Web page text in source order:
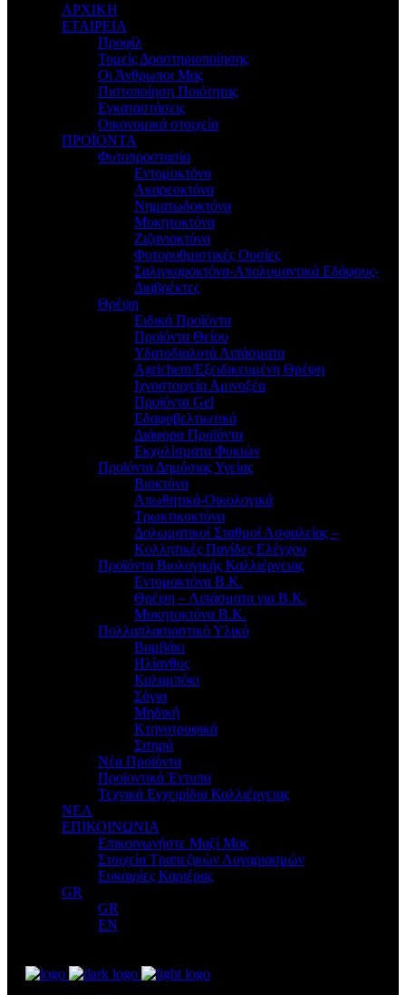
ΑΡΧΙΚΗ
ΕΤΑΙΡΕΙΑ
Προφίλ
Τομείς Δραστηριοποίησης
Οι Άνθρωποι Μας
Πιστοποίηση Ποιότητας
Εγκαταστάσεις
Οικονομικά στοιχεία
ΠΡΟΪΟΝΤΑ
Φυτοπροστασία
Εντομοκτόνα
Ακαρεοκτόνα
Νηματωδοκτόνα
Μυκητοκτόνα
Ζιζανιοκτόνα
Φυτορυθμιστικές Ουσίες
Σαλιγκαροκτόνα-Απολυμαντικά Εδάφους-
Διαβρέκτες
Θρέψη
Ειδικά Προϊόντα
Προϊόντα Θείου
Υδατοδιαλυτά Λιπάσματα
Agrichem/Εξειδικευμένη Θρέψη
Ιχνοστοιχεία Αμινοξέα
Προϊόντα Gel
Εδαφοβελτιωτικά
Διάφορα Προϊόντα
Εκχυλίσματα Φυκιών
Προϊόντα Δημόσιας Υγείας
Βιοκτόνα
Απωθητικά-Οικολογικά
Τρωκτικοκτόνα
Δολωματικοί Σταθμοί Ασφαλείας –
Κολλητικές Παγίδες Ελέγχου
Προϊόντα Βιολογικής Καλλιέργειας
Εντομοκτόνα Β.Κ.
Θρέψη – Λιπάσματα για Β.Κ.
Μυκητοκτόνα Β.Κ.
Πολλαπλασιαστικό Υλικό
Βαμβάκι
Ηλίανθος
Καλαμπόκι
Σόγια
Μηδική
Κτηνοτροφικά
Σιτηρά
Νέα Προϊόντα
Προϊοντικά Έντυπα
Τεχνικά Εγχειρίδια Καλλιέργειας
ΝΕΑ
ΕΠΙΚΟΙΝΩΝΙΑ
Επικοινωνήστε Μαζί Μας
Στοιχεία Τραπεζικών Λογαριασμών
Ευκαιρίες Καριέρας
GR
GR
EN